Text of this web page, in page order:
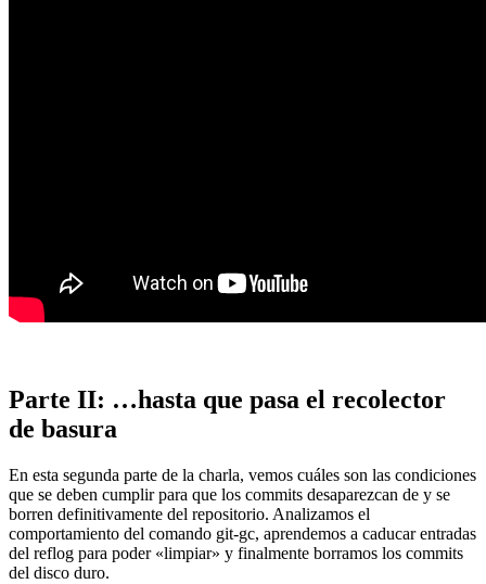
Parte II: …hasta que pasa el recolector
de basura
En esta segunda parte de la charla, vemos cuáles son las condiciones
que se deben cumplir para que los commits desaparezcan de y se
borren definitivamente del repositorio. Analizamos el
comportamiento del comando git-gc, aprendemos a caducar entradas
del reflog para poder «limpiar» y finalmente borramos los commits
del disco duro.